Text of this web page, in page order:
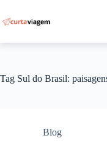
para
o
Tag Sul do Brasil:
Blog